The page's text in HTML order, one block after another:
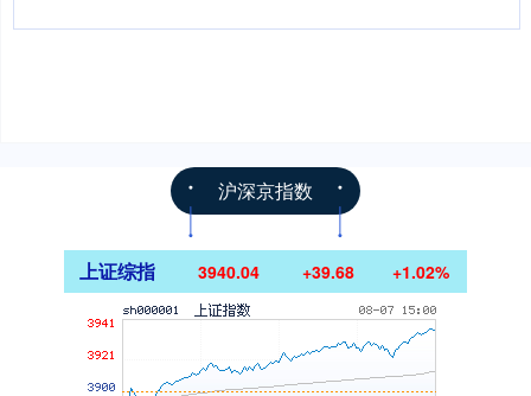
沪深京指数
上证综指 3940.04 +39.68 +1.02%